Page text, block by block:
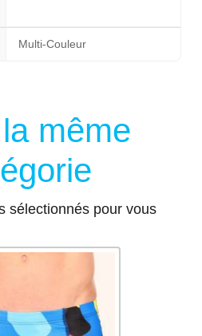
Multi-Couleur
même
sélectionnés pour vous